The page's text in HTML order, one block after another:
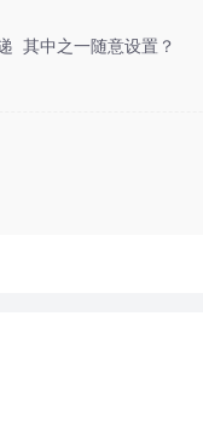
其中之一随意设置？